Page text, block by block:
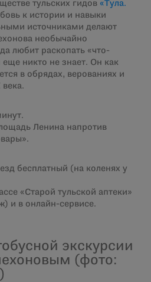
тульских гидов «Тула.
к истории и навыки
источниками делают
необычайно
любит раскопать «что-
никто не знает. Он как
в обрядах, верованиях и
века.
Ленина напротив
бесплатный (на коленях у
«Старой тульской аптеки»
и в онлайн-сервисе.
экскурсии
(фото: